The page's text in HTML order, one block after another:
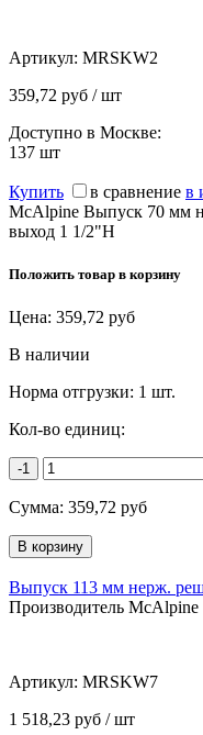
Артикул: MRSKW2
359,72 руб / шт
Доступно в Москве:
137 шт
Купить в сравнение в
McAlpine Выпуск 70 мм
выход 1 1/2"Н
Положить товар в корзину
Цена: 359,72 руб
В наличии
Норма отгрузки: 1 шт.
Кол-во единиц:
-1
Сумма: 359,72 руб
Выпуск 113 мм нерж.
Производитель McAlpine
Артикул: MRSKW7
1 518,23 руб / шт